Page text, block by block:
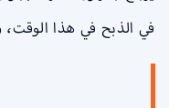
في الذبح في هذا الوقت،